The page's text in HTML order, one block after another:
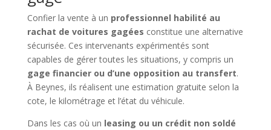
Confier la vente à un professionnel habilité au
rachat de voitures gagées constitue une alternative
sécurisée. Ces intervenants expérimentés sont
capables de gérer toutes les situations, y compris un
gage financier ou d’une opposition au transfert.
À Beynes, ils réalisent une estimation gratuite selon la
cote, le kilométrage et l’état du véhicule.
Dans les cas où un leasing ou un crédit non soldé